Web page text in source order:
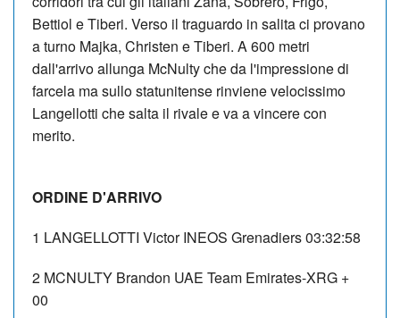
Bettiol e Tiberi. Verso il traguardo in salita ci provano
a turno Majka, Christen e Tiberi. A 600 metri
dall'arrivo allunga McNulty che da l'impressione di
farcela ma sullo statunitense rinviene velocissimo
Langellotti che salta il rivale e va a vincere con
merito.
ORDINE D'ARRIVO
1 LANGELLOTTI Victor INEOS Grenadiers03:32:58
2 MCNULTY Brandon UAE Team Emirates-XRG +
00